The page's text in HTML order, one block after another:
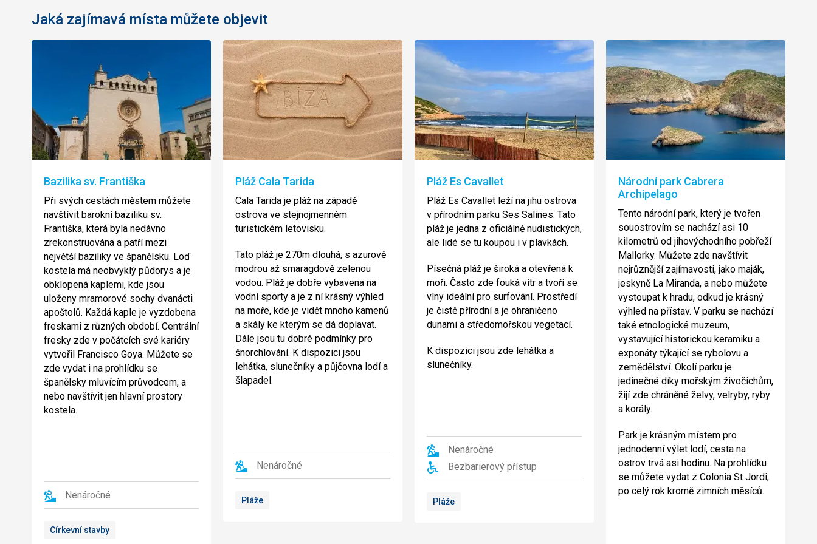
Jaká zajímavá místa můžete objevit
Bazilika sv. Františka
Při svých cestách městem můžete
navštívit barokní baziliku sv.
Františka, která byla nedávno
zrekonstruována a patří mezi
největší baziliky ve španělsku. Loď
kostela má neobvyklý půdorys a je
obklopená kaplemi, kde jsou
uloženy mramorové sochy dvanácti
apoštolů. Každá kaple je vyzdobena
freskami z různých období. Centrální
fresky zde v počátcích své kariéry
vytvořil Francisco Goya. Můžete se
zde vydat i na prohlídku se
španělsky mluvícím průvodcem, a
nebo navštívit jen hlavní prostory
kostela.
Nenáročné
Církevní stavby
Pláž Cala Tarida
Cala Tarida je pláž na západě
ostrova ve stejnojmenném
turistickém letovisku.
Tato pláž je 270m dlouhá, s azurově
modrou až smaragdově zelenou
vodou. Pláž je dobře vybavena na
vodní sporty a je z ní krásný výhled
na moře, kde je vidět mnoho kamenů
a skály ke kterým se dá doplavat.
Dále jsou tu dobré podmínky pro
šnorchlování. K dispozici jsou
lehátka, slunečníky a půjčovna lodí a
šlapadel.
Nenáročné
Pláže
Pláž Es Cavallet
Pláž Es Cavallet leží na jihu ostrova
v přírodním parku Ses Salines. Tato
pláž je jedna z oficiálně nudistických,
ale lidé se tu koupou i v plavkách.
Písečná pláž je široká a otevřená k
moři. Často zde fouká vítr a tvoří se
vlny ideální pro surfování. Prostředí
je čistě přírodní a je ohraničeno
dunami a středomořskou vegetací.
K dispozici jsou zde lehátka a
slunečníky.
Nenáročné
Bezbarierový přístup
Pláže
Národní park Cabrera
Archipelago
Tento národní park, který je tvořen
souostrovím se nachází asi 10
kilometrů od jihovýchodního pobřeží
Mallorky. Můžete zde navštívit
nejrůznější zajímavosti, jako maják,
jeskyně La Miranda, a nebo můžete
vystoupat k hradu, odkud je krásný
výhled na přístav. V parku se nachází
také etnologické muzeum,
vystavující historickou keramiku a
exponáty týkající se rybolovu a
zemědělství. Okolí parku je
jedinečné díky mořským živočichům,
žijí zde chráněné želvy, velryby, ryby
a korály.
Park je krásným místem pro
jednodenní výlet lodí, cesta na
ostrov trvá asi hodinu. Na prohlídku
se můžete vydat z Colonia St Jordi,
po celý rok kromě zimních měsíců.